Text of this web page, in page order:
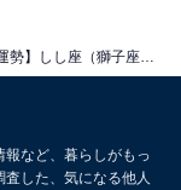
など、暮らしがもっ
した、気になる他人